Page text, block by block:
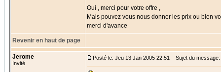
Oui , merci pour votre offre ,
Mais pouvez vous nous donner les prix ou bien
merci d'avance
Revenir en haut de page
Jerome
Invité
Posté le: Jeu 13 Jan 2005 22:51 Sujet du message: